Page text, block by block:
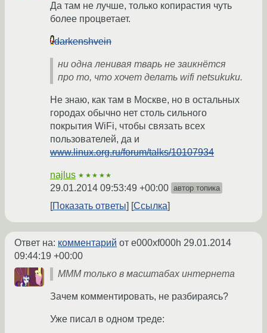
Да там не лучше, только копирастия чуть
более процветает.
darkenshvein
ни одна ленивая тварь не заикнётся
про то, что хочет делать wifi netsukuku.
Не знаю, как там в Москве, но в остальных
городах обычно нет столь сильного
покрытия WiFi, чтобы связать всех
пользователей, да и
www.linux.org.ru/forum/talks/10107934
najlus ★★★★★
29.01.2014 09:53:49 +00:00 автор топика
Показать ответы Ссылка
Ответ на: комментарий от e000xf000h 29.01.2014
09:44:19 +00:00
МММ только в масштабах интернета
Зачем комментировать, не разбираясь?
Уже писал в одном треде: